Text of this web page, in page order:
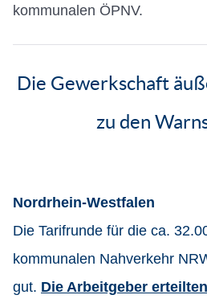
kommunalen ÖPNV.
Die Gewerkschaft
zu den
Nordrhein-Westfalen
Die Tarifrunde für die ca.
kommunalen Nahverkehr
gut. Die Arbeitgeber